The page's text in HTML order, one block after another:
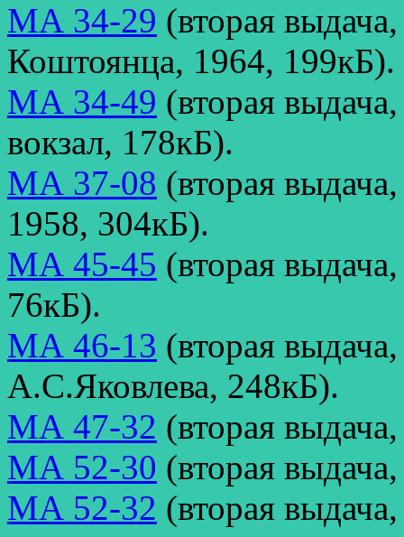
МА 34-29 (вторая
Коштоянца, 1964, 199кБ).
МА 34-49 (вторая
вокзал, 178кБ).
МА 37-08 (вторая
1958, 304кБ).
МА 45-45 (вторая
76кБ).
МА 46-13 (вторая
А.С.Яковлева, 248кБ).
МА 47-32 (вторая
МА 52-30 (вторая
МА 52-32 (вторая